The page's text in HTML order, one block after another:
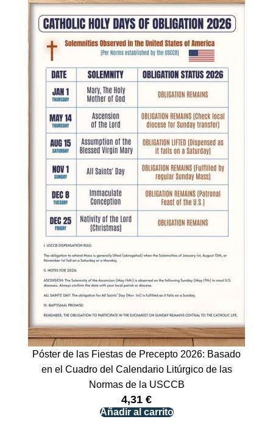
Póster de las Fiestas de Precepto 2026: Basado
en el Cuadro del Calendario Litúrgico de las
Normas de la USCCB
4,31 €
Añadir al carrito